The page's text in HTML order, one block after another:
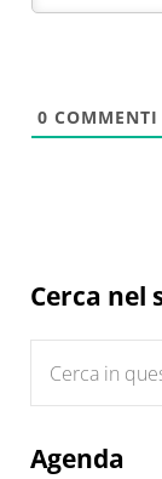
0 COMMENTI
Sidebar
Cerca nel
Agenda